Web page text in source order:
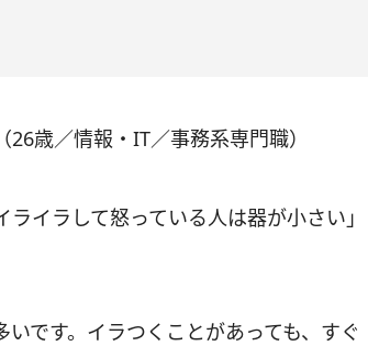
歳／情報・IT／事務系専門職）
イラして怒っている人は器が小さい」
です。イラつくことがあっても、すぐ